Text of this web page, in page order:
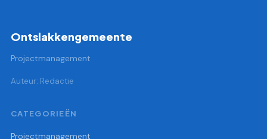
Ontslakkengemeente
Projectmanagement
Auteur: Redactie
CATEGORIEËN
Projectmanagement